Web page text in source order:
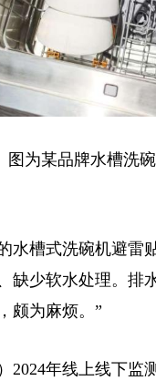
某品牌水槽洗碗
槽式洗碗机避雷
缺少软水处理。
颇为麻烦。”
年线上线下监